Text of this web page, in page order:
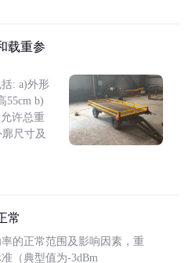
载重参
: a)外形
55cm b)
许总重
尺寸及
常
的正常范围及影响因素，重
（典型值为-3dBm